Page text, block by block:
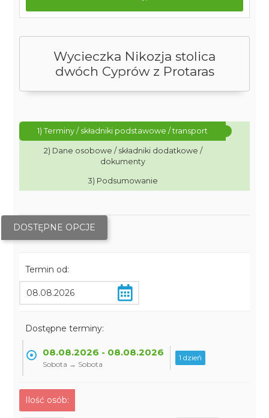
Wycieczka Nikozja stolica
dwóch Cyprów z Protaras
1) Terminy / składniki podstawowe / transport
2) Dane osobowe / składniki dodatkowe /
dokumenty
3) Podsumowanie
DOSTĘPNE OPCJE
Termin od:
Dostępne terminy:
08.08.2026 - 08.08.2026
Sobota → Sobota
1 dzień
Ilość osób: